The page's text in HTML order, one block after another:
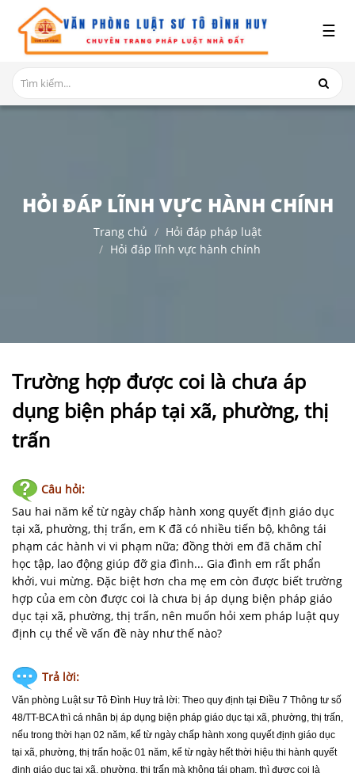
GIỚI
THIỆU
DỊCH
NHÀ
TỤC
ĐẤT
VĂN
BẢN
-
MẪU
LIÊN
HỆ
☰
HỎI ĐÁP LĨNH VỰC HÀNH CHÍNH
Trang chủ
Hỏi đáp pháp luật
Hỏi đáp lĩnh vực hành chính
Trường hợp được coi là chưa áp
dụng biện pháp tại xã, phường, thị
trấn
Câu hỏi:
Sau hai năm kể từ ngày chấp hành xong quyết định giáo dục
tại xã, phường, thị trấn, em K đã có nhiều tiến bộ, không tái
phạm các hành vi vi phạm nữa; đồng thời em đã chăm chỉ
học tập, lao động giúp đỡ gia đình... Gia đình em rất phẩn
khởi, vui mừng. Đặc biệt hơn cha mẹ em còn được biết trường
hợp của em còn được coi là chưa bị áp dụng biện pháp giáo
dục tại xã, phường, thị trấn, nên muốn hỏi xem pháp luật quy
định cụ thể về vấn đề này như thế nào?
Trả lời:
Văn phòng Luật sư Tô Đình Huy trả lời: Theo quy định tại Điều 7 Thông tư số
48/TT-BCA thì cá nhân bị áp dụng biện pháp giáo dục tại xã, phường, thị trấn,
nếu trong thời hạn 02 năm, kể từ ngày chấp hành xong quyết định giáo dục
tại xã, phường, thị trấn hoặc 01 năm, kể từ ngày hết thời hiệu thi hành quyết
định giáo dục tại xã, phường, thị trấn mà không tái phạm, thì được coi là